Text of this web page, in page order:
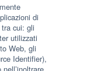
di
cui: gli
utilizzati
Web, gli
Identifier),